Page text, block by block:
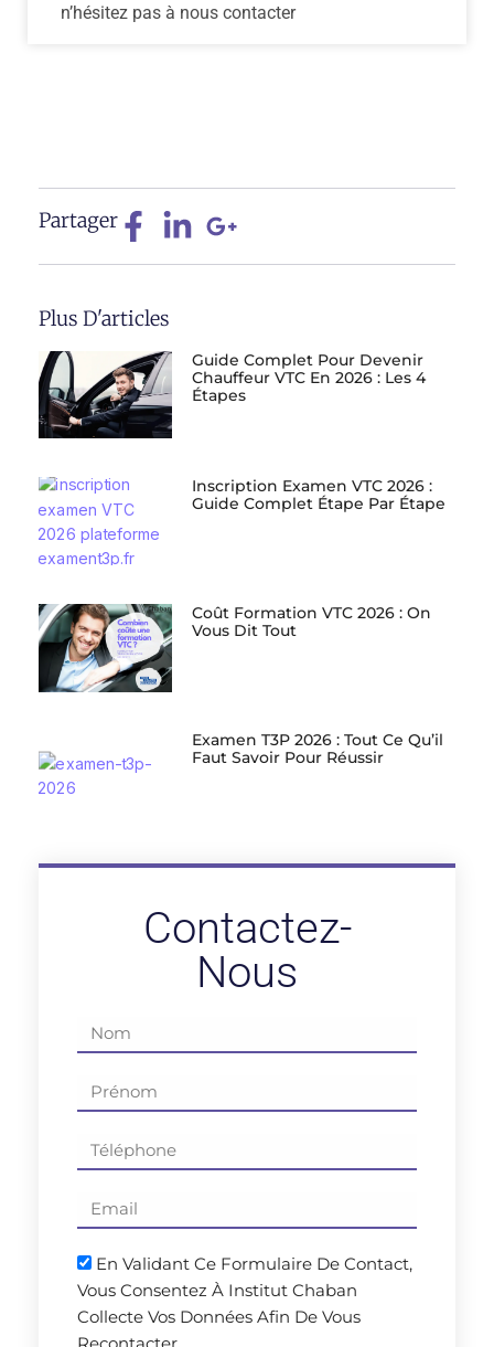
n’hésitez pas à nous contacter
Partager
Plus D'articles
Guide Complet Pour Devenir
Chauffeur VTC En 2026 : Les 4
Étapes
Inscription Examen VTC 2026 :
Guide Complet Étape Par Étape
Coût Formation VTC 2026 : On
Vous Dit Tout
Examen T3P 2026 : Tout Ce Qu’il
Faut Savoir Pour Réussir
Contactez-
Nous
En Validant Ce Formulaire De Contact,
Vous Consentez À Institut Chaban
Collecte Vos Données Afin De Vous